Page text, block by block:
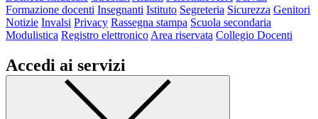
Formazione docenti Insegnanti Istituto Segreteria Sicurezza Genitori
Notizie Invalsi Privacy Rassegna stampa Scuola secondaria
Modulistica Registro elettronico Area riservata Collegio Docenti
Accedi ai servizi